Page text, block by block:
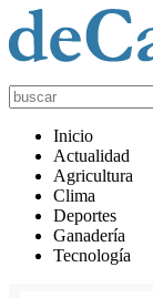
deCampoNoticias
Actualidad
Agropecuaria
Inicio
Actualidad
Agricultura
Clima
Deportes
Ganadería
Tecnología